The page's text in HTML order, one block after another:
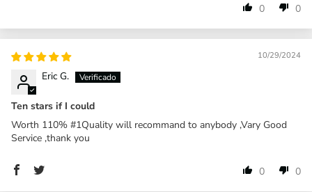
0 0
10/29/2024
Eric G.
Ten stars if I could
Worth 110% #1Quality will recommand to anybody ,Vary Good
Service ,thank you
0 0